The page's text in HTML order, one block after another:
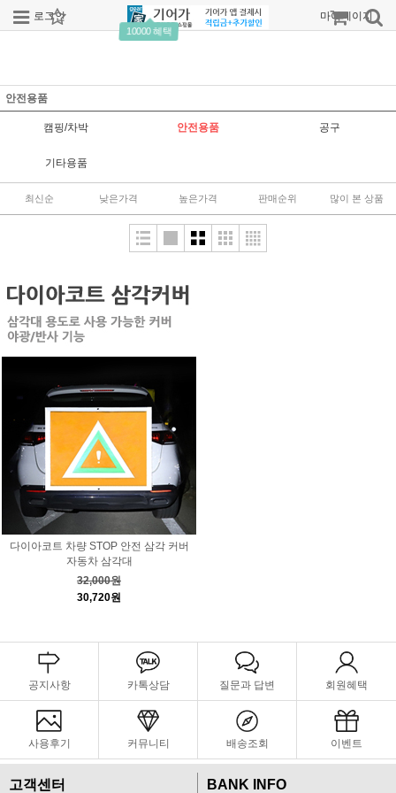
로그인 회원가입
10000 혜택
주문조회 마이페이지
안전용품
캠핑/차박 안전용품 공구
기타용품
최신순 낮은가격 높은가격 판매순위 많이 본 상품
다이아코트 차량 STOP 안전 삼각 커버
자동차 삼각대
32,000원
30,720원
공지사항 카톡상담 질문과 답변 회원혜택
사용후기 커뮤니티 배송조회 이벤트
고객센터 BANK INFO